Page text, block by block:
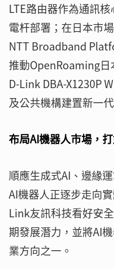
LTE路由器作為通訊
電杆部署；在日本市
NTT Broadband
推動OpenRoaming日
D-Link DBA-X1230P
及公共機構建置新一
布局AI機器人市場，
順應生成式AI、邊緣
AI機器人正逐步走向
Link友訊科技看好安
期發展潛力，並將AI
業方向之一。